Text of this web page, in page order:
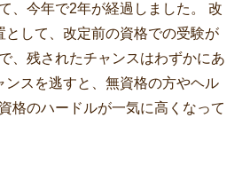
、今年で2年が経過しました。 改
として、改定前の資格での受験が
、残されたチャンスはわずかにあ
スを逃すと、無資格の方やヘル
格のハードルが一気に高くなって